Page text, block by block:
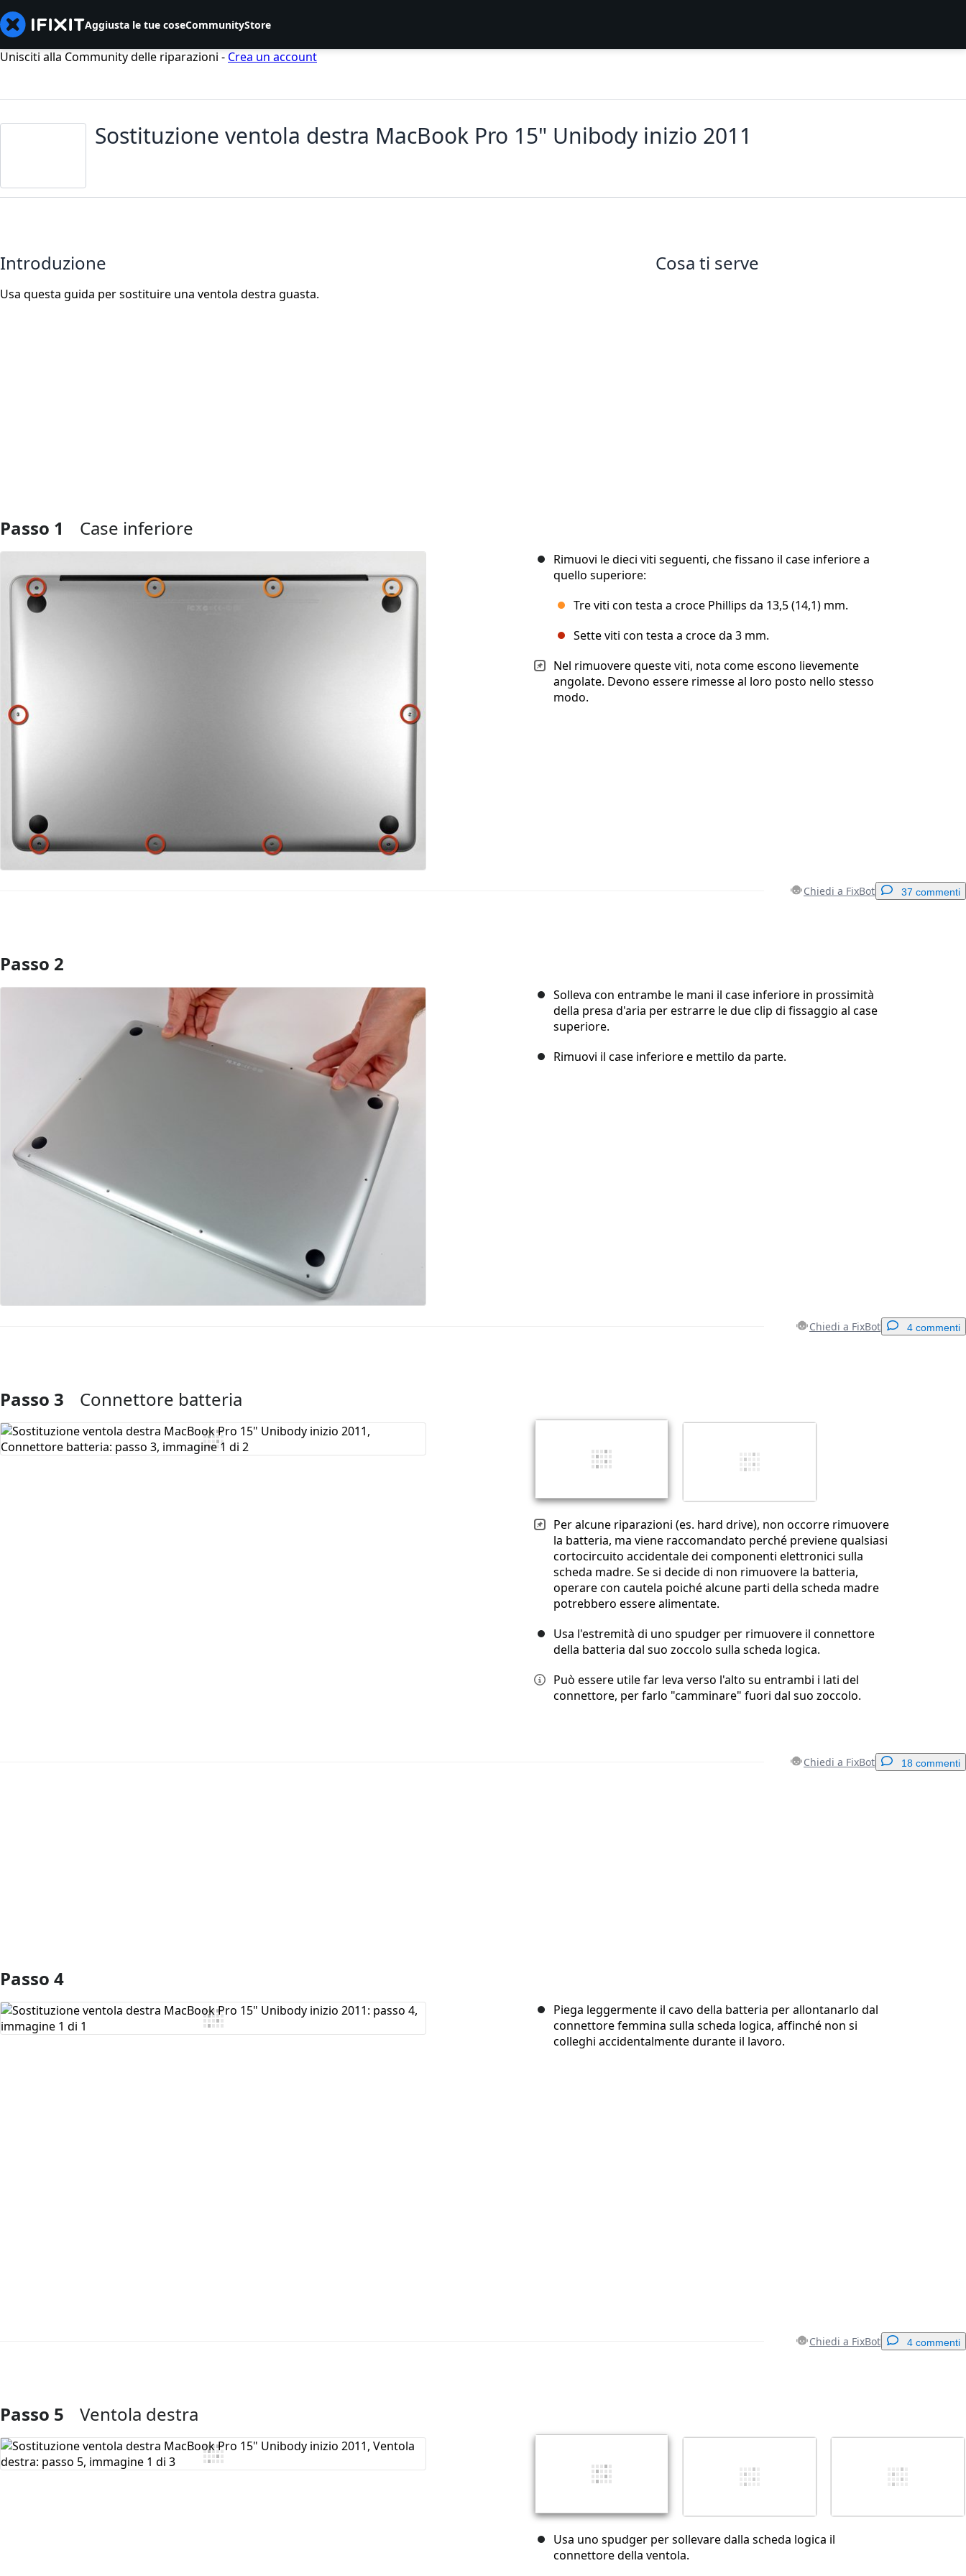
Aggiusta le tue coseCommunityStore
Unisciti alla Community delle riparazioni - Crea un account
Sostituzione ventola destra MacBook Pro 15" Unibody inizio 2011
Introduzione
Usa questa guida per sostituire una ventola destra guasta.
Cosa ti serve
Passo 1 Case inferiore
Rimuovi le dieci viti seguenti, che fissano il case inferiore a
quello superiore:
Tre viti con testa a croce Phillips da 13,5 (14,1) mm.
Sette viti con testa a croce da 3 mm.
Nel rimuovere queste viti, nota come escono lievemente
angolate. Devono essere rimesse al loro posto nello stesso
modo.
Chiedi a FixBot 37 commenti
Aggiungi Commento
Passo 2
Solleva con entrambe le mani il case inferiore in prossimità
della presa d'aria per estrarre le due clip di fissaggio al case
superiore.
Rimuovi il case inferiore e mettilo da parte.
Chiedi a FixBot 4 commenti
Aggiungi Commento
Passo 3 Connettore batteria
Per alcune riparazioni (es. hard drive), non occorre rimuovere
la batteria, ma viene raccomandato perché previene qualsiasi
cortocircuito accidentale dei componenti elettronici sulla
scheda madre. Se si decide di non rimuovere la batteria,
operare con cautela poiché alcune parti della scheda madre
potrebbero essere alimentate.
Usa l'estremità di uno spudger per rimuovere il connettore
della batteria dal suo zoccolo sulla scheda logica.
Può essere utile far leva verso l'alto su entrambi i lati del
connettore, per farlo "camminare" fuori dal suo zoccolo.
Chiedi a FixBot 18 commenti
Passo 4
Piega leggermente il cavo della batteria per allontanarlo dal
connettore femmina sulla scheda logica, affinché non si
colleghi accidentalmente durante il lavoro.
Chiedi a FixBot 4 commenti
Aggiungi Commento
Pubblica commento
Passo 5 Ventola destra
Usa uno spudger per sollevare dalla scheda logica il
connettore della ventola.